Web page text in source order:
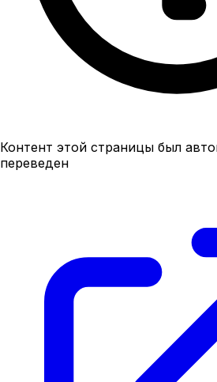
Контент этой страницы был
переведен